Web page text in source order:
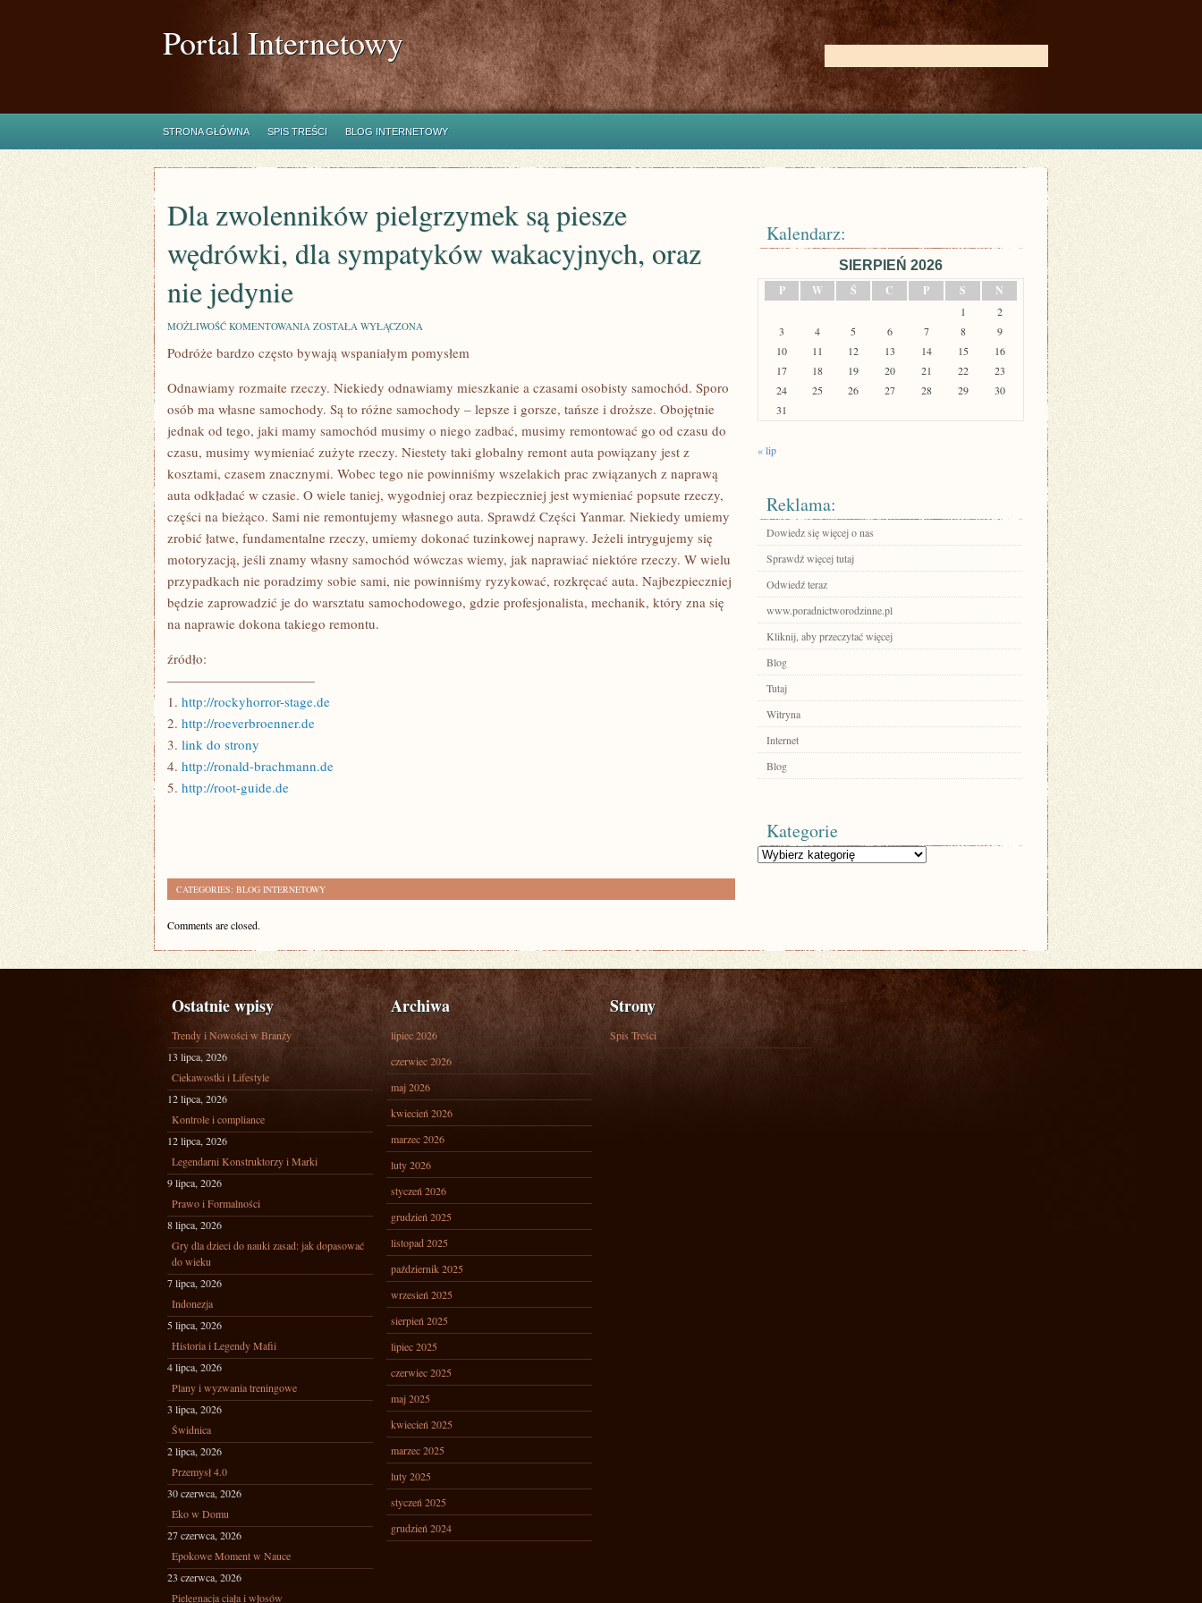
Portal Internetowy
STRONA GŁÓWNA SPIS TREŚCI BLOG INTERNETOWY
Dla zwolenników pielgrzymek są piesze
wędrówki, dla sympatyków wakacyjnych, oraz
nie jedynie
MOŻLIWOŚĆ KOMENTOWANIA DLA
PIELGRZYMEK
WĘDRÓWKI,
DLA
SYMPATYKÓW
WAKACYJNYCH,
ORAZ
NIE
JEDYNIE
ZOSTAŁA WYŁĄCZONA
Podróże bardzo często bywają wspaniałym pomysłem
Odnawiamy rozmaite rzeczy. Niekiedy odnawiamy mieszkanie a czasami osobisty samochód. Sporo
osób ma własne samochody. Są to różne samochody – lepsze i gorsze, tańsze i droższe. Obojętnie
jednak od tego, jaki mamy samochód musimy o niego zadbać, musimy remontować go od czasu do
czasu, musimy wymieniać zużyte rzeczy. Niestety taki globalny remont auta powiązany jest z
kosztami, czasem znacznymi. Wobec tego nie powinniśmy wszelakich prac związanych z naprawą
auta odkładać w czasie. O wiele taniej, wygodniej oraz bezpieczniej jest wymieniać popsute rzeczy,
części na bieżąco. Sami nie remontujemy własnego auta. Sprawdź Części Yanmar. Niekiedy umiemy
zrobić łatwe, fundamentalne rzeczy, umiemy dokonać tuzinkowej naprawy. Jeżeli intrygujemy się
motoryzacją, jeśli znamy własny samochód wówczas wiemy, jak naprawiać niektóre rzeczy. W wielu
przypadkach nie poradzimy sobie sami, nie powinniśmy ryzykować, rozkręcać auta. Najbezpieczniej
będzie zaprowadzić je do warsztatu samochodowego, gdzie profesjonalista, mechanik, który zna się
na naprawie dokona takiego remontu.
źródło:
———————————
1. http://rockyhorror-stage.de
2. http://roeverbroenner.de
3. link do strony
4. http://ronald-brachmann.de
5. http://root-guide.de
CATEGORIES: BLOG INTERNETOWY
Comments are closed.
Kalendarz:
SIERPIEŃ 2026
P
W Ś C P S N
1
2
3
4 5 6 7 8
9
10
11 12 13 14 15
16
17
18 19 20 21 22
23
24
25 26 27 28 29
30
31
« lip
Reklama:
Dowiedz się więcej o nas
Sprawdź więcej tutaj
Odwiedź teraz
www.poradnictworodzinne.pl
Kliknij, aby przeczytać więcej
Blog
Tutaj
Witryna
Internet
Blog
Kategorie
Kategorie
Ostatnie wpisy
Trendy i Nowości w Branży
13 lipca, 2026
Ciekawostki i Lifestyle
12 lipca, 2026
Kontrole i compliance
12 lipca, 2026
Legendarni Konstruktorzy i Marki
9 lipca, 2026
Prawo i Formalności
8 lipca, 2026
Gry dla dzieci do nauki zasad: jak dopasować
do wieku
7 lipca, 2026
Indonezja
5 lipca, 2026
Historia i Legendy Mafii
4 lipca, 2026
Plany i wyzwania treningowe
3 lipca, 2026
Świdnica
2 lipca, 2026
Przemysł 4.0
30 czerwca, 2026
Eko w Domu
27 czerwca, 2026
Epokowe Moment w Nauce
23 czerwca, 2026
Pielęgnacja ciała i włosów
Archiwa
lipiec 2026
czerwiec 2026
maj 2026
kwiecień 2026
marzec 2026
luty 2026
styczeń 2026
grudzień 2025
listopad 2025
październik 2025
wrzesień 2025
sierpień 2025
lipiec 2025
czerwiec 2025
maj 2025
kwiecień 2025
marzec 2025
luty 2025
styczeń 2025
grudzień 2024
Strony
Spis Treści